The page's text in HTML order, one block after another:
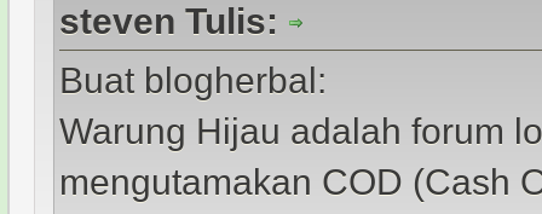
steven Tulis:
Buat blogherbal:
Warung Hijau adalah forum
mengutamakan COD (Cash